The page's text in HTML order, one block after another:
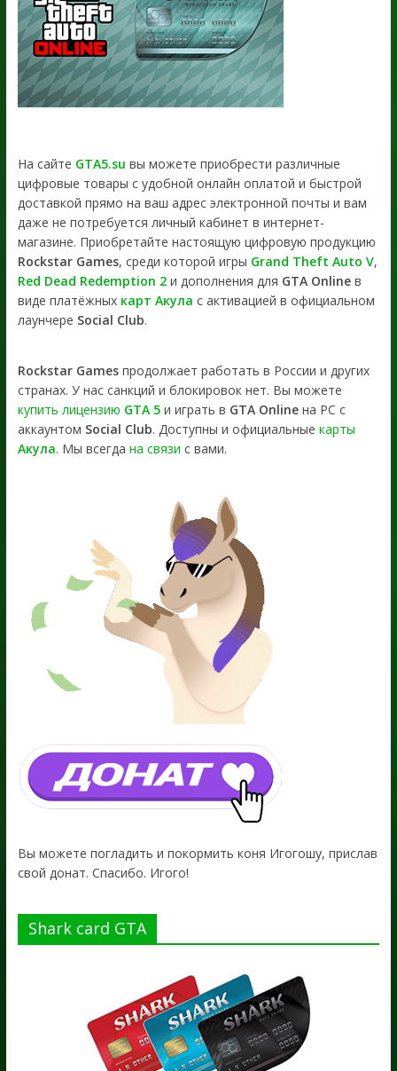
На сайте GTA5.su вы можете приобрести различные
цифровые товары с удобной онлайн оплатой и быстрой
доставкой прямо на ваш адрес электронной почты и вам
даже не потребуется личный кабинет в интернет-
магазине. Приобретайте настоящую цифровую продукцию
Rockstar Games, среди которой игры Grand Theft Auto V,
Red Dead Redemption 2и дополнения для GTA Onlineв
виде платёжных карт Акула с активацией в официальном
лаунчере Social Club.
Rockstar Gamesпродолжает работать в России и других
странах. У нас санкций и блокировок нет. Вы можете
купить лицензию GTA 5и играть в GTA Onlineна PC с
аккаунтом Social Club. Доступны и официальные карты
Акула. Мы всегда на связи с вами.
Вы можете погладить и покормить коня Игогошу, прислав
свой донат. Спасибо. Игого!
Shark card GTA